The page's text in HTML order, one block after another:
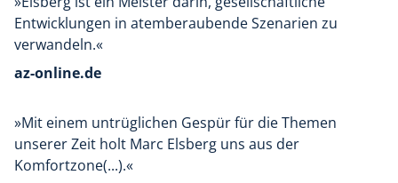
Entwicklungen in atemberaubende Szenarien zu
verwandeln.«
az-online.de
»Mit einem untrüglichen Gespür für die Themen
unserer Zeit holt Marc Elsberg uns aus der
Komfortzone(...).«